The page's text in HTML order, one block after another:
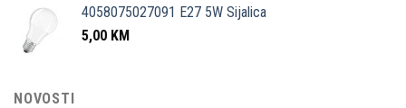
4058075027091 E27 5W Sijalica
5,00 KM
NOVOSTI